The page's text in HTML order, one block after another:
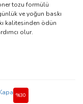
tozu formülü
ve yoğun baskı
kalitesinden ödün
olur.
ve diğer
formunu kullanarak
%30